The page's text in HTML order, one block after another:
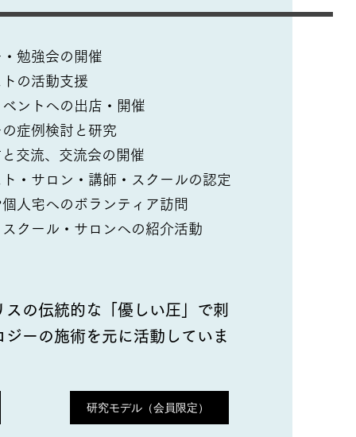
勉強会の開催
の活動支援
ントへの出店・開催
症例検討と研究
交流、交流会の開催
・サロン・講師・スクールの認定
人宅へのボランティア訪問
クール・サロンへの紹介活動
の伝統的な「優しい圧」で刺
ーの施術を元に活動していま
研究モデル（会員限定）